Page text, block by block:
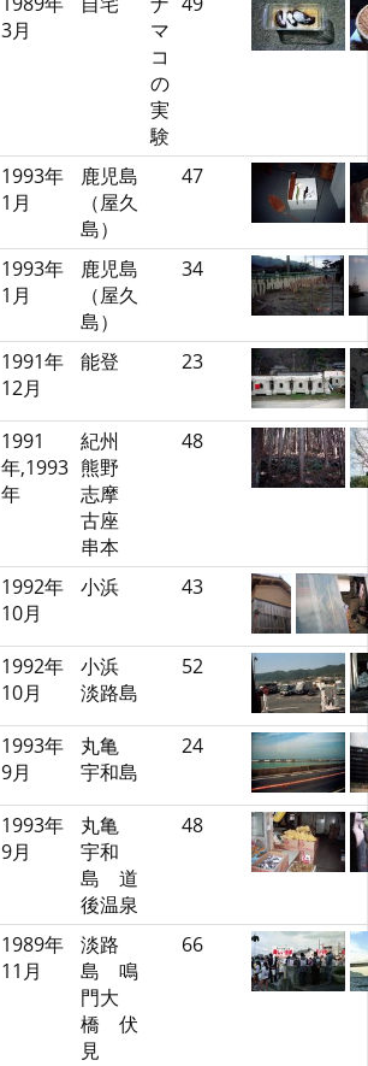
3月
マ
コ
の
実
験
1993年
1月
鹿児島
（屋久
島）
47
1993年
1月
鹿児島
（屋久
島）
34
1991年
12月
能登 23
1991
年,1993
年
紀州
熊野
志摩
古座
串本
48
1992年
10月
小浜 43
1992年
10月
小浜
淡路島
52
1993年
9月
丸亀
宇和島
24
1993年
9月
丸亀
宇和
島 道
後温泉
48
1989年
11月
淡路
島 鳴
門大
橋 伏
見
66